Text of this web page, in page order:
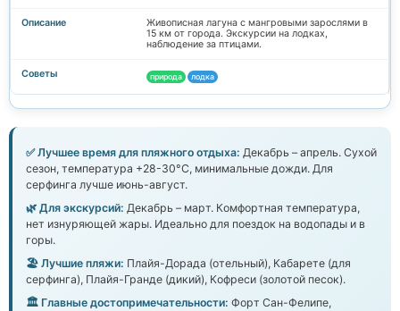
Живописная лагуна с мангровыми зарослями в
15 км от города. Экскурсии на лодках,
наблюдение за птицами.
природа лодка
✅ Лучшее время для пляжного отдыха: Декабрь – апрель. Сухой
сезон, температура +28-30°C, минимальные дожди. Для
серфинга лучше июнь-август.
🌿 Для экскурсий: Декабрь – март. Комфортная температура,
нет изнуряющей жары. Идеально для поездок на водопады и в
горы.
🏖️ Лучшие пляжи: Плайя-Дорада (отельный), Кабарете (для
серфинга), Плайя-Гранде (дикий), Кофреси (золотой песок).
🏛️ Главные достопримечательности: Форт Сан-Фелипе,